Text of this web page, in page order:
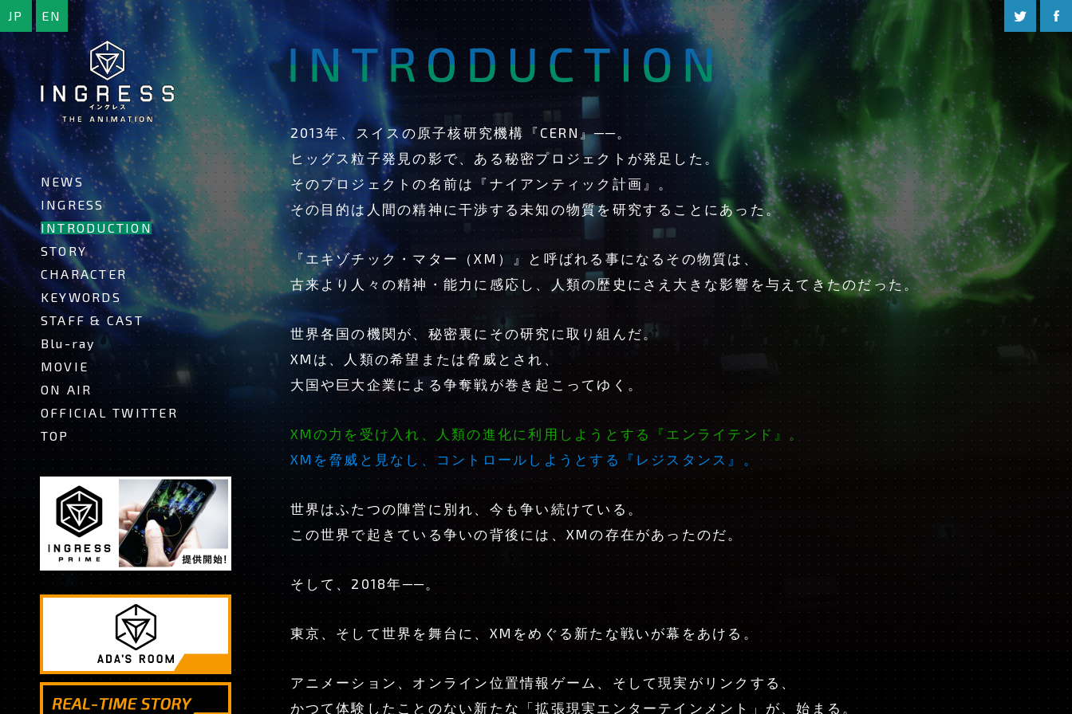
INGRESS
-
イ
ン
グ
レ
ス-
NEWS
INGRESS
INTRODUCTION
STORY
CHARACTER
KEYWORDS
STAFF & CAST
Blu-ray
MOVIE
ON AIR
OFFICIAL TWITTER
TOP
Twitter
JP EN
2013年、スイスの原子核研究機構『CERN』──。
ヒッグス粒子発見の影で、ある秘密プロジェクトが発足した。
そのプロジェクトの名前は『ナイアンティック計画』。
その目的は人間の精神に干渉する未知の物質を研究することにあった。
『エキゾチック・マター（XM）』と呼ばれる事になるその物質は、
古来より人々の精神・能力に感応し、人類の歴史にさえ大きな影響を与えてきたのだった。
世界各国の機関が、秘密裏にその研究に取り組んだ。
XMは、人類の希望または脅威とされ、
大国や巨大企業による争奪戦が巻き起こってゆく。
XMの力を受け入れ、人類の進化に利用しようとする『エンライテンド』。
XMを脅威と見なし、コントロールしようとする『レジスタンス』。
世界はふたつの陣営に別れ、今も争い続けている。
この世界で起きている争いの背後には、XMの存在があったのだ。
そして、2018年──。
東京、そして世界を舞台に、XMをめぐる新たな戦いが幕をあける。
アニメーション、オンライン位置情報ゲーム、そして現実がリンクする、
かつて体験したことのない新たな「拡張現実エンターテインメント」が、始まる。